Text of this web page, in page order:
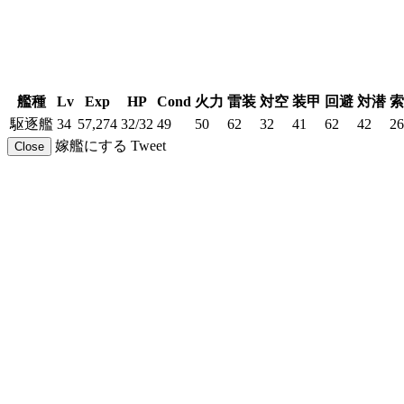
艦種 Lv Exp HP Cond 火力 雷装 対空 装甲 回避 対潜
駆逐艦 34 57,274 32/32 49 50 62 32 41 62 42 26
Close 嫁艦にする Tweet